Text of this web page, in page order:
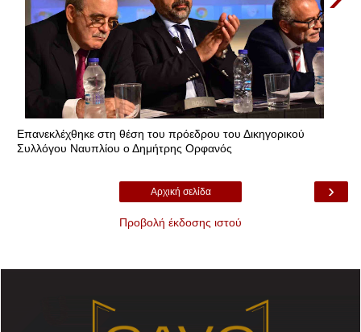
Επανεκλέχθηκε στη θέση του πρόεδρου του Δικηγορικού
Συλλόγου Ναυπλίου ο Δημήτρης Ορφανός
›
Αρχική σελίδα
Προβολή έκδοσης ιστού